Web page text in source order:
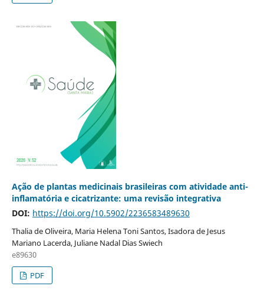
Ação de plantas medicinais brasileiras com atividade anti-
inflamatória e cicatrizante: uma revisão integrativa
DOI: https://doi.org/10.5902/2236583489630
Thalia de Oliveira, Maria Helena Toni Santos, Isadora de Jesus
Mariano Lacerda, Juliane Nadal Dias Swiech
e89630
PDF